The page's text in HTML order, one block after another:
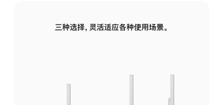
三种选择，灵活适应各种使用场景。